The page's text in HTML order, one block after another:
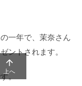
一年で、茉奈さん
ントされます。
。

上へ